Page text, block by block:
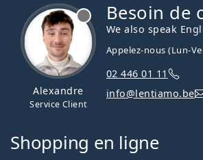
Alexandre
Service Client
Besoin de
We also speak
Appelez-nous (Lun-
02 446 01 11
info@lentiamo.be
Shopping en ligne